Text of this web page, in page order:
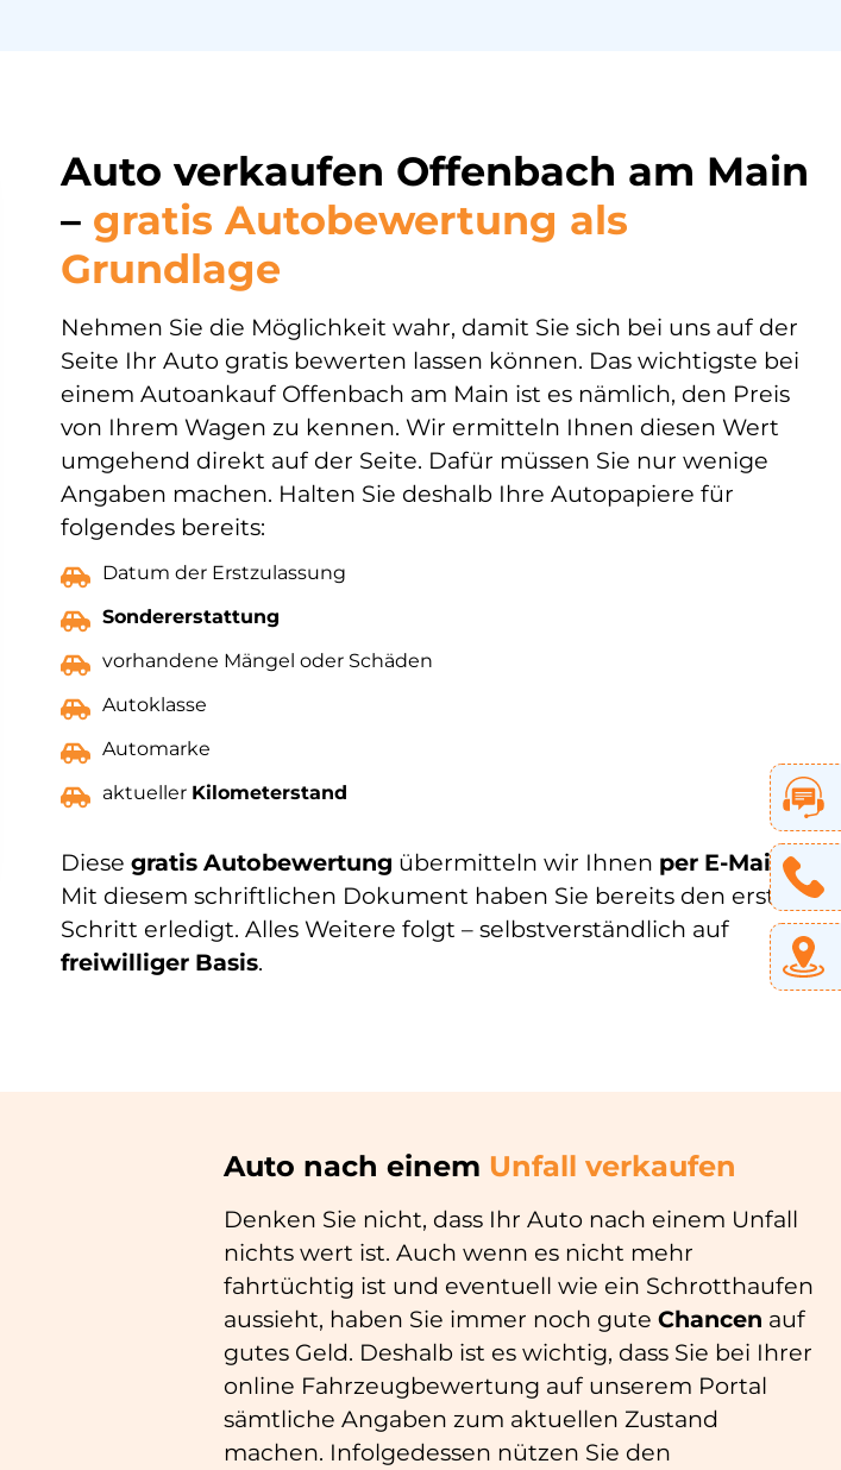
Auto verkaufen Offenbach am Main
– gratis Autobewertung als
Grundlage
Nehmen Sie die Möglichkeit wahr, damit Sie sich bei uns auf der
Seite Ihr Auto gratis bewerten lassen können. Das wichtigste bei
einem Autoankauf Offenbach am Main ist es nämlich, den Preis
von Ihrem Wagen zu kennen. Wir ermitteln Ihnen diesen Wert
umgehend direkt auf der Seite. Dafür müssen Sie nur wenige
Angaben machen. Halten Sie deshalb Ihre Autopapiere für
folgendes bereits:
Datum der Erstzulassung
Sondererstattung
vorhandene Mängel oder Schäden
Autoklasse
Automarke
aktueller Kilometerstand
Diese gratis Autobewertung übermitteln wir Ihnen per E-Mail
Mit diesem schriftlichen Dokument haben Sie bereits den ersten
Schritt erledigt. Alles Weitere folgt – selbstverständlich auf
freiwilliger Basis.
Auto nach einem Unfall verkaufen
Denken Sie nicht, dass Ihr Auto nach einem Unfall
nichts wert ist. Auch wenn es nicht mehr
fahrtüchtig ist und eventuell wie ein Schrotthaufen
aussieht, haben Sie immer noch gute Chancen auf
gutes Geld. Deshalb ist es wichtig, dass Sie bei Ihrer
online Fahrzeugbewertung auf unserem Portal
sämtliche Angaben zum aktuellen Zustand
machen. Infolgedessen nützen Sie den